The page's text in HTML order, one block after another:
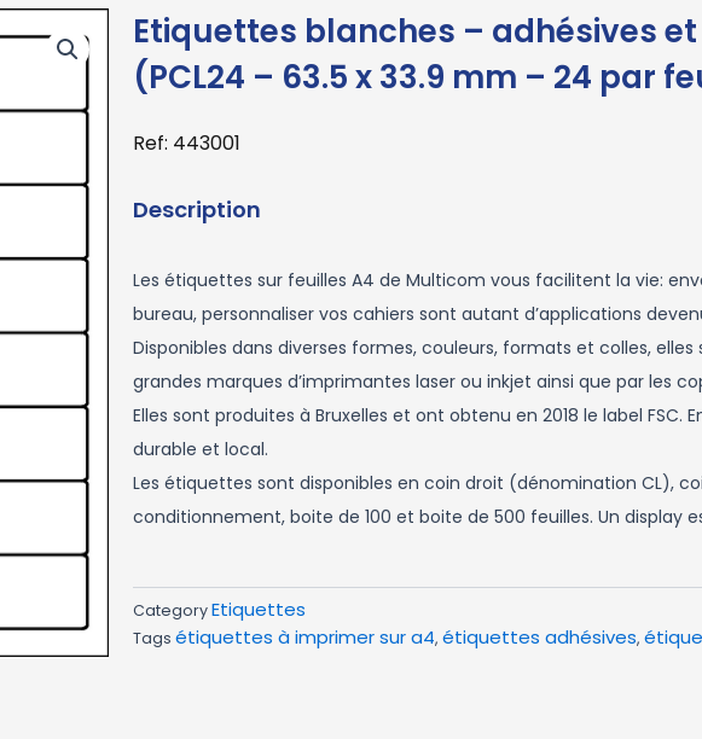
Etiquettes blanches – adhésives
(PCL24 – 63.5 x 33.9 mm – 24 par
Ref: 443001
Description
Les étiquettes sur feuilles A4 de Multicom vous facilitent la vie:
bureau, personnaliser vos cahiers sont autant d’applications
Disponibles dans diverses formes, couleurs, formats et colles,
grandes marques d’imprimantes laser ou inkjet ainsi que par les
Elles sont produites à Bruxelles et ont obtenu en 2018 le label
durable et local.
Les étiquettes sont disponibles en coin droit (dénomination CL),
conditionnement, boite de 100 et boite de 500 feuilles. Un display
CategoryEtiquettes
Tags étiquettes à imprimer sur a4, étiquettes adhésives,